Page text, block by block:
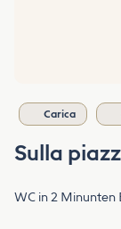
Carica
Sulla
WC in 2 Minunten